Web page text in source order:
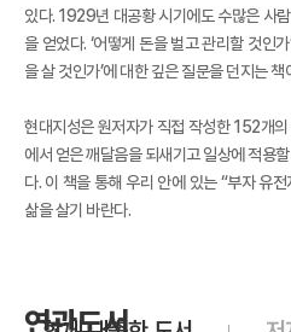
있다. 1929년 대공황 시기에도 수많은 사
을 얻었다. ‘어떻게 돈을 벌고 관리할 것인
을 살 것인가’에 대한 깊은 질문을 던지는
현대지성은 원저자가 직접 작성한 152개
에서 얻은 깨달음을 되새기고 일상에 적용
다. 이 책을 통해 우리 안에 있는 “부자 유
삶을 살기 바란다.
연관도서